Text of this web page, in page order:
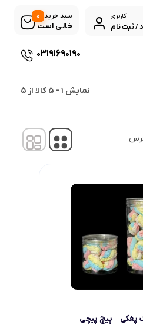
کاربری
/ ثبت نام
سبد خرید
خالی است
0
03191690190
نمایش 1
-
5 کالا از 5
پفکی – پیچ پیچی